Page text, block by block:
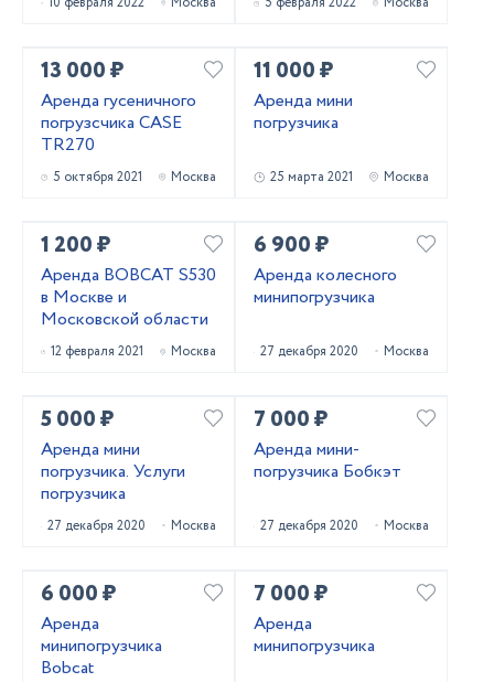
13 000 ₽
Аренда гусеничного
погрузсчика CASE
TR270
5 октября 2021 Москва
11 000 ₽
Аренда мини
погрузчика
25 марта 2021 Москва
1 200 ₽
Аренда BOBCAT S530
в Москве и
Московской области
12 февраля 2021 Москва
6 900 ₽
Аренда колесного
минипогрузчика
27 декабря 2020 Москва
5 000 ₽
Аренда мини
погрузчика. Услуги
погрузчика
27 декабря 2020 Москва
7 000 ₽
Аренда мини-
погрузчика Бобкэт
27 декабря 2020 Москва
6 000 ₽
Аренда
минипогрузчика
Bobcat
7 000 ₽
Аренда
минипогрузчика